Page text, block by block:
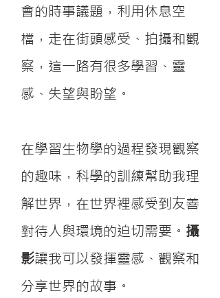
會的時事議題，利用休息空
檔，走在街頭感受、拍攝和觀
察，這一路有很多學習、靈
感、失望與盼望。
在學習生物學的過程發現觀察
的趣味，科學的訓練幫助我理
解世界，在世界裡感受到友善
對待人與環境的迫切需要。 攝
影讓我可以發揮靈感、觀察和
分享世界的故事。